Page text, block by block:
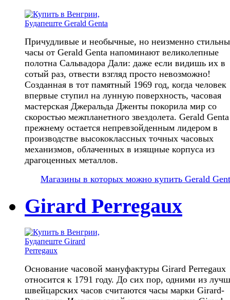
Причудливые и необычные, но неизменно
часы от Gerald Genta напоминают великолепные
полотна Сальвадора Дали: даже если видишь их в
сотый раз, отвести взгляд просто невозможно!
Созданная в тот памятный 1969 год, когда человек
впервые ступил на лунную поверхность, часовая
мастерская Джеральда Дженты покорила мир со
скоростью межпланетного звездолета. Gerald
прежнему остается непревзойденным лидером в
производстве высококлассных точных часовых
механизмов, облаченных в изящные корпуса из
драгоценных металлов.
Магазины в которых можно купить Gerald
Girard Perregaux
Основание часовой мануфактуры Girard Perregaux
относится к 1791 году. До сих пор, одними из
швейцарских часов считаются часы марки Girard-